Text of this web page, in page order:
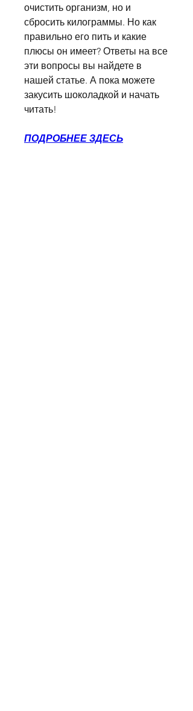
очистить организм, но и
сбросить килограммы. Но как
правильно его пить и какие
плюсы он имеет? Ответы на все
эти вопросы вы найдете в
нашей статье. А пока можете
закусить шоколадкой и начать
читать!
ПОДРОБНЕЕ ЗДЕСЬ